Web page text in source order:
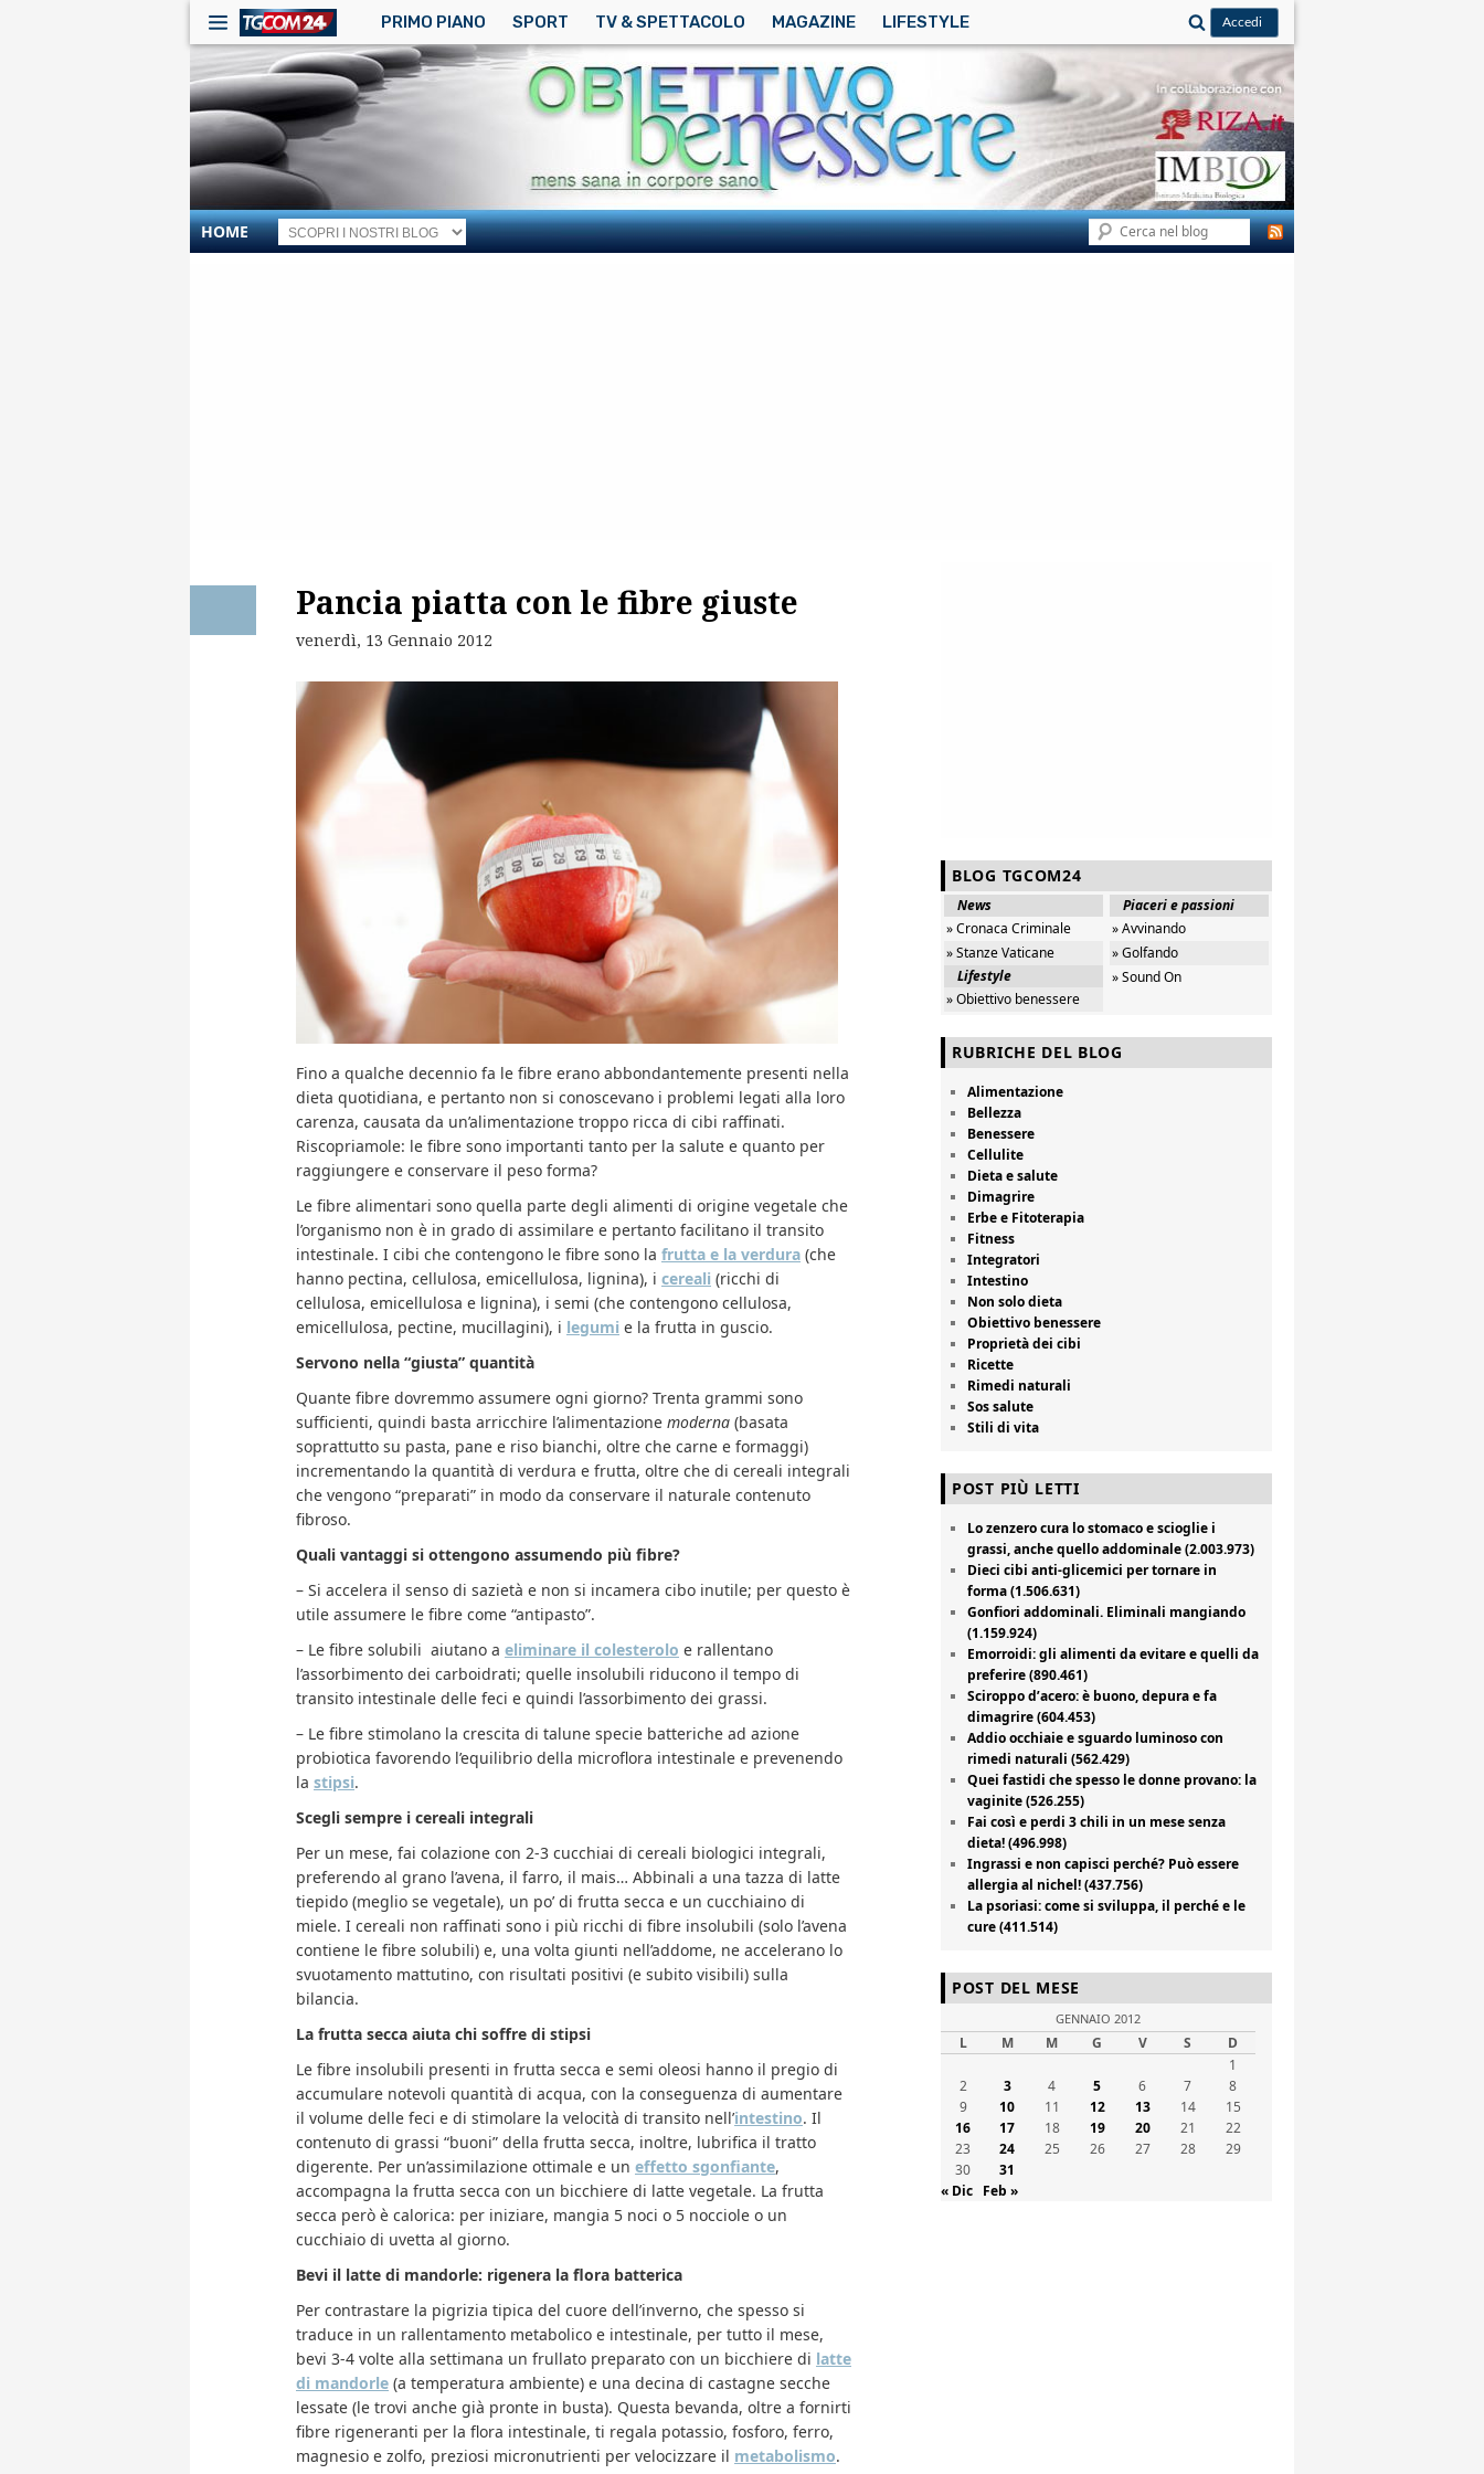
PRIMO PIANO SPORT TV & SPETTACOLO MAGAZINE LIFESTYLE
Cerca
HOME
RSS
Pancia piatta con le fibre giuste
venerdì, 13 Gennaio 2012
Fino a qualche decennio fa le fibre erano abbondantemente presenti nella
dieta quotidiana, e pertanto non si conoscevano i problemi legati alla loro
carenza, causata da un’alimentazione troppo ricca di cibi raffinati.
Riscopriamole: le fibre sono importanti tanto per la salute e quanto per
raggiungere e conservare il peso forma?
Le fibre alimentari sono quella parte degli alimenti di origine vegetale che
l’organismo non è in grado di assimilare e pertanto facilitano il transito
intestinale. I cibi che contengono le fibre sono la frutta e la verdura (che
hanno pectina, cellulosa, emicellulosa, lignina), i cereali (ricchi di
cellulosa, emicellulosa e lignina), i semi (che contengono cellulosa,
emicellulosa, pectine, mucillagini), i legumi e la frutta in guscio.
Servono nella “giusta” quantità
Quante fibre dovremmo assumere ogni giorno? Trenta grammi sono
sufficienti, quindi basta arricchire l’alimentazione moderna (basata
soprattutto su pasta, pane e riso bianchi, oltre che carne e formaggi)
incrementando la quantità di verdura e frutta, oltre che di cereali integrali
che vengono “preparati” in modo da conservare il naturale contenuto
fibroso.
Quali vantaggi si ottengono assumendo più fibre?
– Si accelera il senso di sazietà e non si incamera cibo inutile; per questo è
utile assumere le fibre come “antipasto”.
– Le fibre solubili aiutano a eliminare il colesterolo e rallentano
l’assorbimento dei carboidrati; quelle insolubili riducono il tempo di
transito intestinale delle feci e quindi l’assorbimento dei grassi.
– Le fibre stimolano la crescita di talune specie batteriche ad azione
probiotica favorendo l’equilibrio della microflora intestinale e prevenendo
la stipsi.
Scegli sempre i cereali integrali
Per un mese, fai colazione con 2-3 cucchiai di cereali biologici integrali,
preferendo al grano l’avena, il farro, il mais… Abbinali a una tazza di latte
tiepido (meglio se vegetale), un po’ di frutta secca e un cucchiaino di
miele. I cereali non raffinati sono i più ricchi di fibre insolubili (solo l’avena
contiene le fibre solubili) e, una volta giunti nell’addome, ne accelerano lo
svuotamento mattutino, con risultati positivi (e subito visibili) sulla
bilancia.
La frutta secca aiuta chi soffre di stipsi
Le fibre insolubili presenti in frutta secca e semi oleosi hanno il pregio di
accumulare notevoli quantità di acqua, con la conseguenza di aumentare
il volume delle feci e di stimolare la velocità di transito nell’intestino. Il
contenuto di grassi “buoni” della frutta secca, inoltre, lubrifica il tratto
digerente. Per un’assimilazione ottimale e un effetto sgonfiante,
accompagna la frutta secca con un bicchiere di latte vegetale. La frutta
secca però è calorica: per iniziare, mangia 5 noci o 5 nocciole o un
cucchiaio di uvetta al giorno.
Bevi il latte di mandorle: rigenera la flora batterica
Per contrastare la pigrizia tipica del cuore dell’inverno, che spesso si
traduce in un rallentamento metabolico e intestinale, per tutto il mese,
bevi 3-4 volte alla settimana un frullato preparato con un bicchiere di latte
di mandorle (a temperatura ambiente) e una decina di castagne secche
lessate (le trovi anche già pronte in busta). Questa bevanda, oltre a fornirti
fibre rigeneranti per la flora intestinale, ti regala potassio, fosforo, ferro,
magnesio e zolfo, preziosi micronutrienti per velocizzare il metabolismo.
BLOG TGCOM24
News
» Cronaca Criminale
» Stanze Vaticane
Lifestyle
» Obiettivo benessere
Piaceri e passioni
» Avvinando
» Golfando
» Sound On
RUBRICHE DEL BLOG
Alimentazione
Bellezza
Benessere
Cellulite
Dieta e salute
Dimagrire
Erbe e Fitoterapia
Fitness
Integratori
Intestino
Non solo dieta
Obiettivo benessere
Proprietà dei cibi
Ricette
Rimedi naturali
Sos salute
Stili di vita
POST PIÙ LETTI
Lo zenzero cura lo stomaco e scioglie i
grassi, anche quello addominale (2.003.973)
Dieci cibi anti-glicemici per tornare in
forma (1.506.631)
Gonfiori addominali. Eliminali mangiando
(1.159.924)
Emorroidi: gli alimenti da evitare e quelli da
preferire (890.461)
Sciroppo d’acero: è buono, depura e fa
dimagrire (604.453)
Addio occhiaie e sguardo luminoso con
rimedi naturali (562.429)
Quei fastidi che spesso le donne provano: la
vaginite (526.255)
Fai così e perdi 3 chili in un mese senza
dieta! (496.998)
Ingrassi e non capisci perché? Può essere
allergia al nichel! (437.756)
La psoriasi: come si sviluppa, il perché e le
cure (411.514)
POST DEL MESE
GENNAIO 2012
L M M G V S
D
1
2
3 4 5 6 7
8
9
10 11 12 13 14
15
16
17 18 19 20 21
22
23
24 25 26 27 28
29
30
31
« Dic Feb »